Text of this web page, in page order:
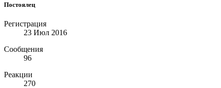
Постоялец
Регистрация
23 Июл 2016
Сообщения
96
Реакции
270